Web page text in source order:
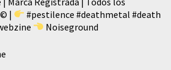
|
#pestilence #deathmetal #death
Noiseground